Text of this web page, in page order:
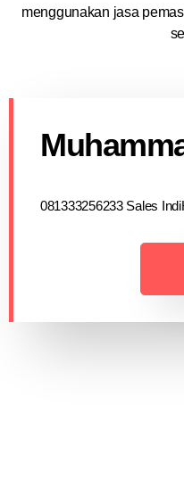
menggunakan jasa
081333256233 Sales